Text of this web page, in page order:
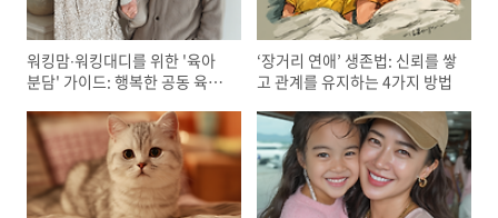
워킹맘∙워킹대디를 위한 '육아
분담' 가이드: 행복한 공동 육아
‘장거리 연애’ 생존법: 신뢰를 쌓
고 관계를 유지하는 4가지 방법